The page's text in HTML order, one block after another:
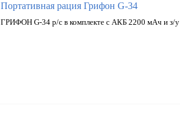
Портативная рация Грифон G-34
ГРИФОН G-34 р/с в комплекте с АКБ 2200 мАч и з/у